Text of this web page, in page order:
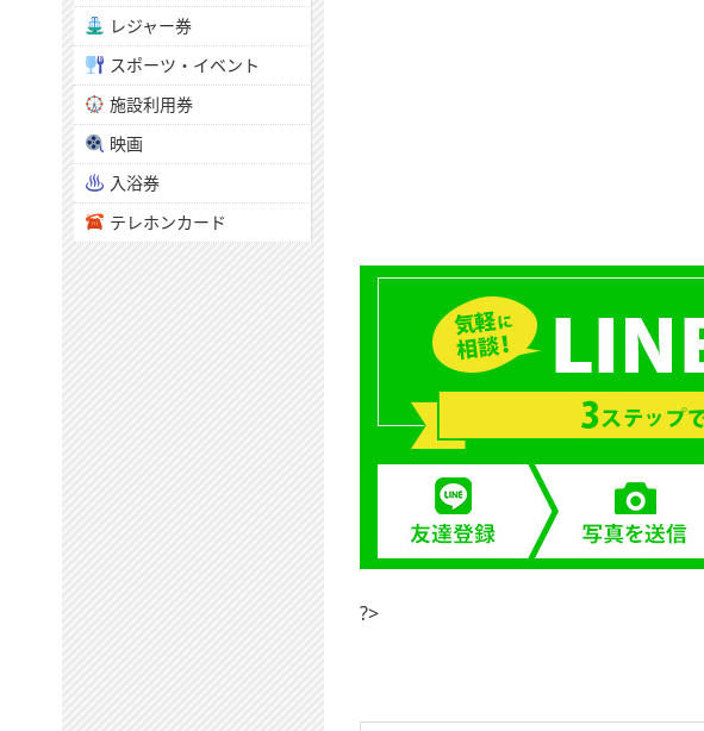
?>
レジャー券
スポーツ・イベント
施設利用券
映画
入浴券
テレホンカード